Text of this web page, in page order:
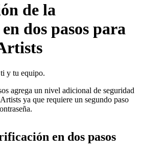
de la
dos pasos para
y tu equipo.
agrega un nivel adicional de seguridad
ya que requiere un segundo paso
en dos pasos